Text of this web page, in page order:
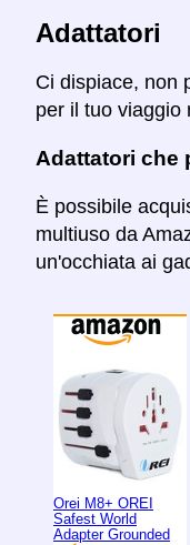
Adattatori
Ci dispiace, non
per il tuo viaggio
Adattatori che
È possibile
multiuso da
un'occhiata ai
Orei M8+ OREI
Safest World
Adapter Grounded